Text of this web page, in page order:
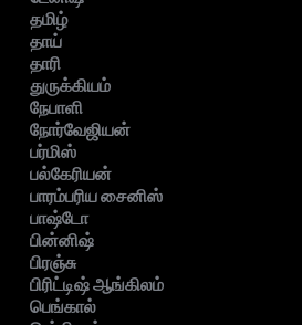
தமிழ்
தாய்
தாரி
துருக்கியம்
நேபாளி
நோர்வேஜியன்
பர்மிஸ்
பல்கேரியன்
பாரம்பரிய சைனிஸ்
பாஷ்டோ
பின்னிஷ்
பிரஞ்சு
பிரிட்டிஷ் ஆங்கிலம்
பெங்கால்